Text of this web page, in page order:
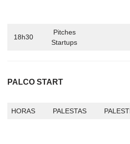
18h30
Pitches
Startups
PALCO START
HORAS PALESTAS